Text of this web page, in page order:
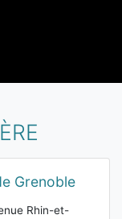
Grenoble
Rhin-et-